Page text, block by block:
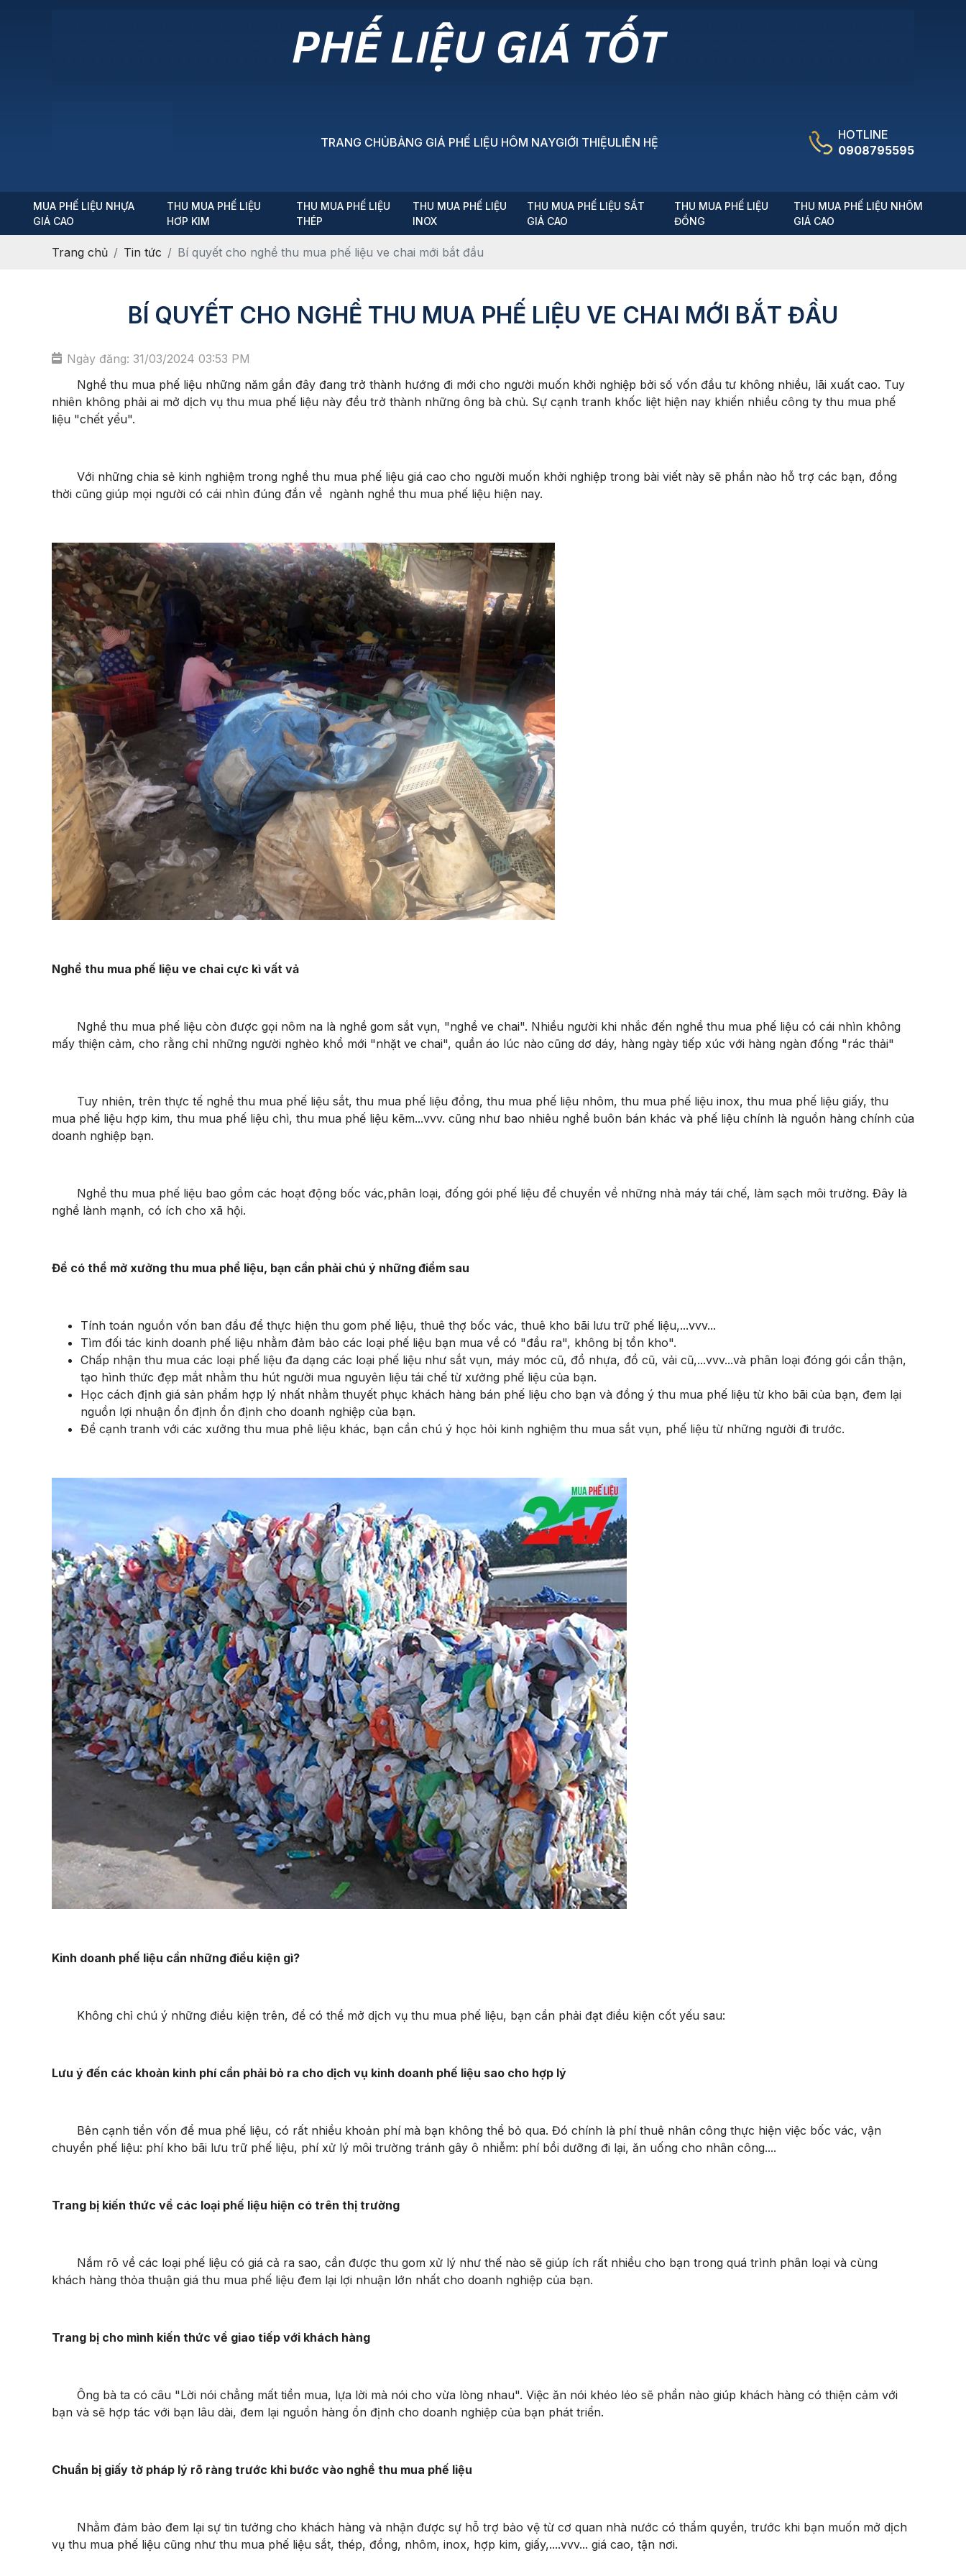
TRANG CHỦBẢNG GIÁ PHẾ LIỆU HÔM NAYGIỚI THIỆULIÊN HỆ
HOTLINE
0908795595
MUA PHẾ LIỆU NHỰA
GIÁ CAO
THU MUA PHẾ LIỆU
HƠP KIM
THU MUA PHẾ LIỆU
THÉP
THU MUA PHẾ LIỆU
INOX
THU MUA PHẾ LIỆU SẮT
GIÁ CAO
THU MUA PHẾ LIỆU
ĐỒNG
THU MUA PHẾ LIỆU NHÔM
GIÁ CAO
Trang chủ Tin tức Bí quyết cho nghề thu mua phế liệu ve chai mới bắt đầu
BÍ QUYẾT CHO NGHỀ THU MUA PHẾ LIỆU VE CHAI MỚI BẮT ĐẦU
Ngày đăng: 31/03/2024 03:53 PM
Nghề thu mua phế liệu những năm gần đây đang trở thành hướng đi mới cho người muốn khởi nghiệp bởi số vốn đầu tư không nhiều, lãi xuất cao. Tuy
nhiên không phải ai mở dịch vụ thu mua phế liệu này đều trở thành những ông bà chủ. Sự cạnh tranh khốc liệt hiện nay khiến nhiều công ty thu mua phế
liệu "chết yểu".
Với những chia sẻ kinh nghiệm trong nghề thu mua phế liệu giá cao cho người muốn khởi nghiệp trong bài viết này sẽ phần nào hỗ trợ các bạn, đồng
thời cũng giúp mọi người có cái nhìn đúng đắn về ngành nghề thu mua phế liệu hiện nay.
Nghề thu mua phế liệu ve chai cực kì vất vả
Nghề thu mua phế liệu còn được gọi nôm na là nghề gom sắt vụn, "nghề ve chai". Nhiều người khi nhắc đến nghề thu mua phế liệu có cái nhìn không
mấy thiện cảm, cho rằng chỉ những người nghèo khổ mới "nhặt ve chai", quần áo lúc nào cũng dơ dáy, hàng ngày tiếp xúc với hàng ngàn đống "rác thải"
Tuy nhiên, trên thực tế nghề thu mua phế liệu sắt, thu mua phế liệu đồng, thu mua phế liệu nhôm, thu mua phế liệu inox, thu mua phế liệu giấy, thu
mua phế liệu hợp kim, thu mua phế liệu chì, thu mua phế liệu kẽm...vvv. cũng như bao nhiêu nghề buôn bán khác và phế liệu chính là nguồn hàng chính của
doanh nghiệp bạn.
Nghề thu mua phế liệu bao gồm các hoạt động bốc vác,phân loại, đống gói phế liệu để chuyển về những nhà máy tái chế, làm sạch môi trường. Đây là
nghề lành mạnh, có ích cho xã hội.
Để có thể mở xưởng thu mua phể liệu, bạn cần phải chú ý những điểm sau
Tính toán nguồn vốn ban đầu để thực hiện thu gom phế liệu, thuê thợ bốc vác, thuê kho bãi lưu trữ phế liệu,...vvv...
Tìm đối tác kinh doanh phế liệu nhằm đảm bảo các loại phế liệu bạn mua về có "đầu ra", không bị tồn kho".
Chấp nhận thu mua các loại phế liệu đa dạng các loại phế liệu như sắt vụn, máy móc cũ, đồ nhựa, đồ cũ, vải cũ,...vvv...và phân loại đóng gói cẩn thận,
tạo hình thức đẹp mắt nhằm thu hút người mua nguyên liệu tái chế từ xưởng phế liệu của bạn.
Học cách định giá sản phẩm hợp lý nhất nhằm thuyết phục khách hàng bán phế liệu cho bạn và đồng ý thu mua phế liệu từ kho bãi của bạn, đem lại
nguồn lợi nhuận ổn định ổn định cho doanh nghiệp của bạn.
Để cạnh tranh với các xưởng thu mua phê liệu khác, bạn cần chú ý học hỏi kinh nghiệm thu mua sắt vụn, phế liệu từ những người đi trước.
Kinh doanh phế liệu cần những điều kiện gì?
Không chỉ chú ý những điều kiện trên, để có thể mở dịch vụ thu mua phế liệu, bạn cần phải đạt điều kiện cốt yếu sau:
Lưu ý đến các khoản kinh phí cần phải bỏ ra cho dịch vụ kinh doanh phế liệu sao cho hợp lý
Bên cạnh tiền vốn để mua phế liệu, có rất nhiều khoản phí mà bạn không thể bỏ qua. Đó chính là phí thuê nhân công thực hiện việc bốc vác, vận
chuyển phế liệu: phí kho bãi lưu trữ phế liệu, phí xử lý môi trường tránh gây ô nhiễm: phí bồi dưỡng đi lại, ăn uống cho nhân công....
Trang bị kiến thức về các loại phế liệu hiện có trên thị trường
Nắm rõ về các loại phế liệu có giá cả ra sao, cần được thu gom xử lý như thế nào sẽ giúp ích rất nhiều cho bạn trong quá trình phân loại và cùng
khách hàng thỏa thuận giá thu mua phế liệu đem lại lợi nhuận lớn nhất cho doanh nghiệp của bạn.
Trang bị cho mình kiến thức về giao tiếp với khách hàng
Ông bà ta có câu "Lời nói chẳng mất tiền mua, lựa lời mà nói cho vừa lòng nhau". Việc ăn nói khéo léo sẽ phần nào giúp khách hàng có thiện cảm với
bạn và sẽ hợp tác với bạn lâu dài, đem lại nguồn hàng ổn định cho doanh nghiệp của bạn phát triển.
Chuẩn bị giấy tờ pháp lý rõ ràng trước khi bước vào nghề thu mua phế liệu
Nhằm đảm bảo đem lại sự tin tưởng cho khách hàng và nhận được sự hỗ trợ bảo vệ từ cơ quan nhà nước có thẩm quyền, trước khi bạn muốn mở dịch
vụ thu mua phế liệu cũng như thu mua phế liệu sắt, thép, đồng, nhôm, inox, hợp kim, giấy,....vvv... giá cao, tận nơi.